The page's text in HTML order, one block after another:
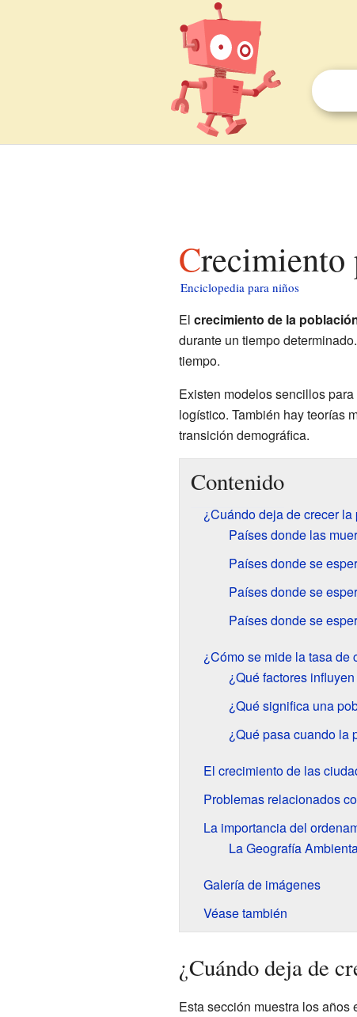
Enciclopedia para niños
El crecimiento de la
durante un tiempo
tiempo.
Existen modelos sencillos
logístico. También hay teorías
transición demográfica.
Contenido
¿Cuándo deja de crecer
Países donde las
Países donde se
Países donde se
Países donde se
¿Cómo se mide la tasa
¿Qué factores
¿Qué significa una
¿Qué pasa cuando la
El crecimiento de las
Problemas relacionados
La importancia del
La Geografía
Galería de imágenes
Véase también
¿Cuándo deja de
Esta sección muestra los años